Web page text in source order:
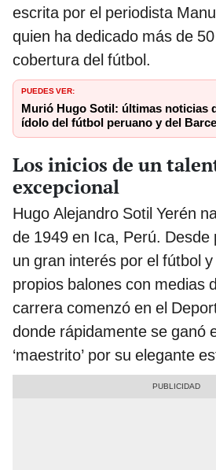
escrita por el periodista
quien ha dedicado más de
cobertura del fútbol.
PUEDES VER:
Murió Hugo Sotil: últimas noticias
ídolo del fútbol peruano y del
Los inicios de un
excepcional
Hugo Alejandro Sotil Yerén
de 1949 en Ica, Perú.
un gran interés por el fútbol
propios balones con medias
carrera comenzó en el
donde rápidamente se ganó
‘maestrito’ por su elegante